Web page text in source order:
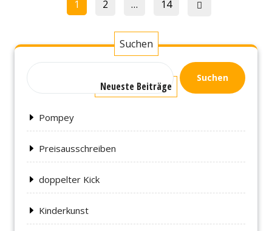
Beiträge
Page
1 2 … 14
Suchen
Suchen
Neueste Beiträge
Pompey
Preisausschreiben
doppelter Kick
Kinderkunst